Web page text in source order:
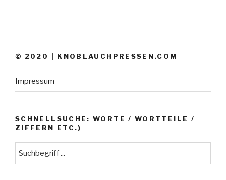
© 2020 | KNOBLAUCHPRESSEN.COM
Impressum
SCHNELLSUCHE: WORTE / WORTTEILE /
ZIFFERN ETC.)